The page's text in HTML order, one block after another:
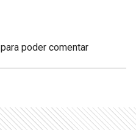
para poder comentar